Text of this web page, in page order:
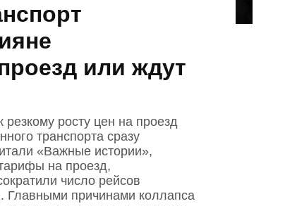
или ждут
росту цен на проезд
транспорта сразу
«Важные истории»,
на проезд,
число рейсов
Главными причинами коллапса